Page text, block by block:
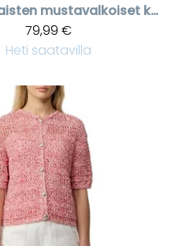
Naisten mustavalkoiset kukalliset culottes housut
79,99 €
Heti saatavilla